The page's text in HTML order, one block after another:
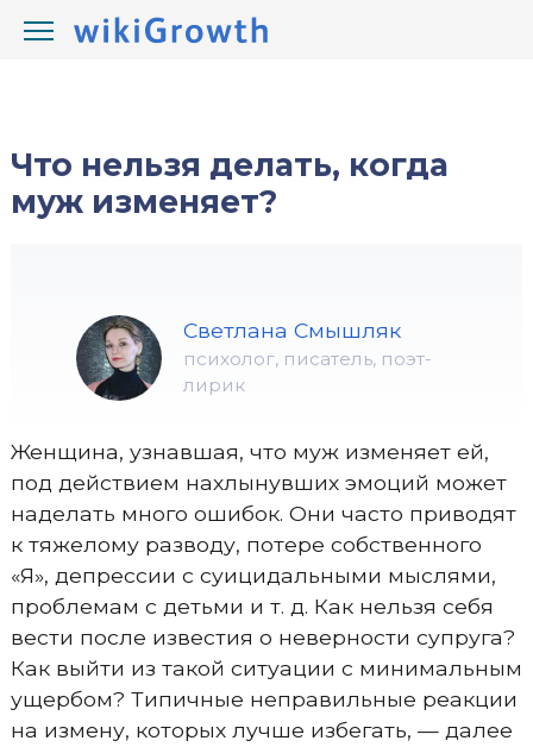
wikiGrowth.com / Отношения
Что нельзя делать, когда
муж изменяет?
Светлана Смышляк
психолог, писатель, поэт-
лирик
Женщина, узнавшая, что муж изменяет ей,
под действием нахлынувших эмоций может
наделать много ошибок. Они часто приводят
к тяжелому разводу, потере собственного
«Я», депрессии с суицидальными мыслями,
проблемам с детьми и т. д. Как нельзя себя
вести после известия о неверности супруга?
Как выйти из такой ситуации с минимальным
ущербом? Типичные неправильные реакции
на измену, которых лучше избегать, — далее